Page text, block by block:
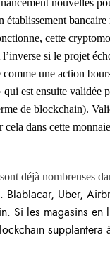
nouvelles
cette
si le projet
une action
est ensuite validée
de blockchain).
dans cette
déjà nombreuses
Blablacar, Uber,
Si les magasins en
supplantera